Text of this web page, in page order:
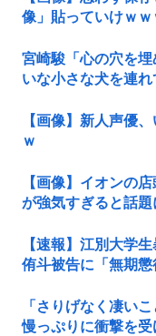
像」貼っていけｗｗ
宮崎駿「心の穴を
いな小さな犬を連
【画像】新人声優
ｗ
【画像】イオンの
が強気すぎると話題
【速報】江別大学
侑斗被告に「無期
「さりげなく凄い
慢っぷりに衝撃を